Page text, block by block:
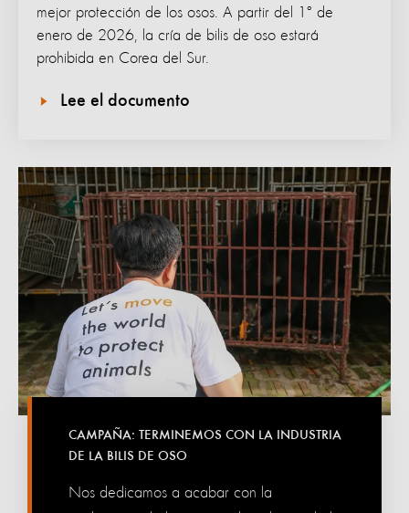
mejor protección de los osos. A partir del 1° de
enero de 2026, la cría de bilis de oso estará
prohibida en Corea del Sur.
Lee el documento
CAMPAÑA: TERMINEMOS CON LA INDUSTRIA
DE LA BILIS DE OSO
Nos dedicamos a acabar con la